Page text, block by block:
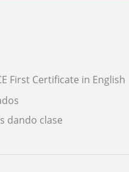
First Certificate in English
dando clase